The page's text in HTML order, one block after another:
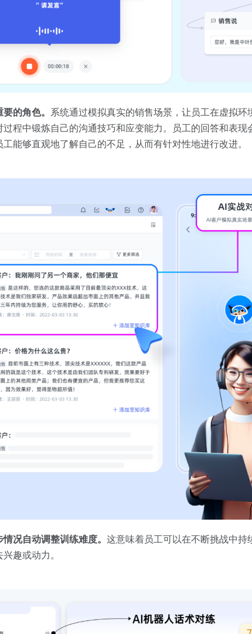
的角色。 系统通过模拟真实的销售场景，让员工在虚拟
程中锻炼自己的沟通技巧和应变能力。员工的回答和表
能够直观地了解自己的不足，从而有针对性地进行改进。
况自动调整训练难度。 这意味着员工可以在不断挑战中持
趣或动力。